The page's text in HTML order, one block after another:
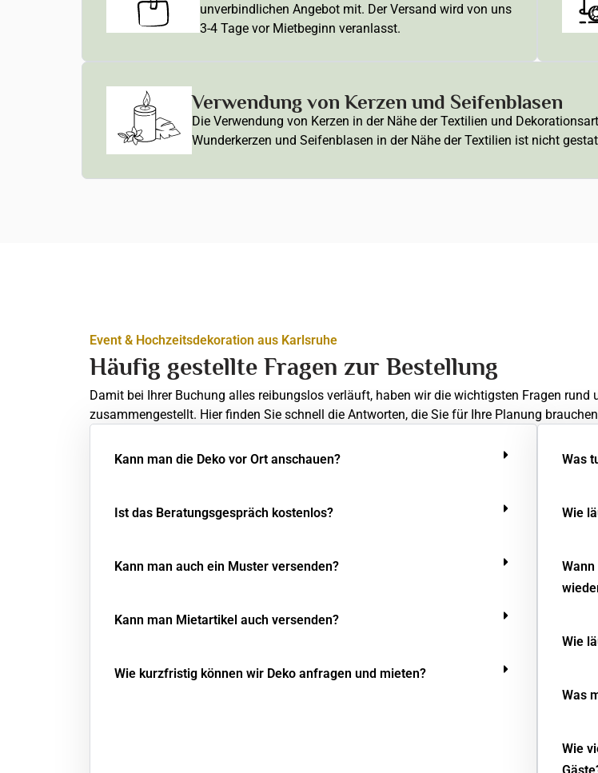
unverbindlichen Angebot mit. Der Versand wird von uns
3-4 Tage vor Mietbeginn veranlasst.
Verwendung von Kerzen und Seifenblasen
Die Verwendung von Kerzen in der Nähe der Textilien und
Wunderkerzen und Seifenblasen in der Nähe der Textilien ist nicht
Event & Hochzeitsdekoration aus Karlsruhe
Häufig gestellte Fragen zur Bestellung
Damit bei Ihrer Buchung alles reibungslos verläuft, haben wir die wichtigsten Fragen
zusammengestellt. Hier finden Sie schnell die Antworten, die Sie für Ihre Planung
Kann man die Deko vor Ort anschauen?
Ist das Beratungsgespräch kostenlos?
Kann man auch ein Muster versenden?
Kann man Mietartikel auch versenden?
Wie kurzfristig können wir Deko anfragen und mieten?
Was
Wie
Wie
Was
Wie